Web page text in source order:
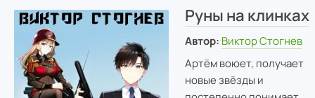
Руны на клинках
Автор: Виктор Стогнев
Артём воюет, получает
новые звёзды и